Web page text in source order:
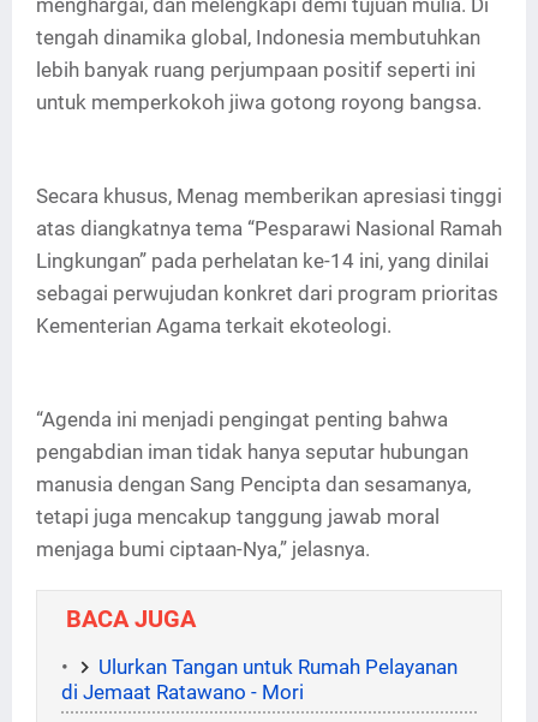
tengah dinamika global, Indonesia membutuhkan
lebih banyak ruang perjumpaan positif seperti ini
untuk memperkokoh jiwa gotong royong bangsa.
Secara khusus, Menag memberikan apresiasi tinggi
atas diangkatnya tema “Pesparawi Nasional Ramah
Lingkungan” pada perhelatan ke-14 ini, yang dinilai
sebagai perwujudan konkret dari program prioritas
Kementerian Agama terkait ekoteologi.
“Agenda ini menjadi pengingat penting bahwa
pengabdian iman tidak hanya seputar hubungan
manusia dengan Sang Pencipta dan sesamanya,
tetapi juga mencakup tanggung jawab moral
menjaga bumi ciptaan-Nya,” jelasnya.
BACA JUGA
Ulurkan Tangan untuk Rumah Pelayanan
di Jemaat Ratawano - Mori